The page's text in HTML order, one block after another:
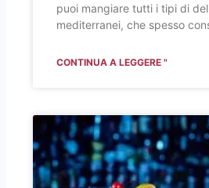
puoi mangiare tutti i tipi di
mediterranei, che spesso
CONTINUA A LEGGERE "